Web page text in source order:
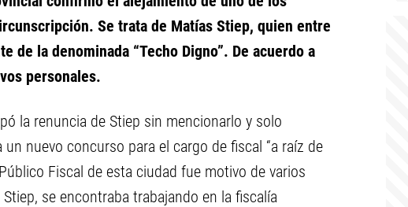
Se trata de Matías Stiep, quien entre
de la denominada “Techo Digno”. De acuerdo a
personales.
la renuncia de Stiep sin mencionarlo y solo
nuevo concurso para el cargo de fiscal “a raíz de
Fiscal de esta ciudad fue motivo de varios
se encontraba trabajando en la fiscalía